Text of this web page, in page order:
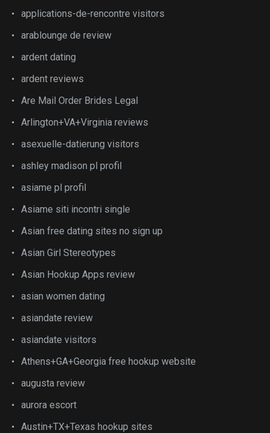
applications-de-rencontre visitors
arablounge de review
ardent dating
ardent reviews
Are Mail Order Brides Legal
Arlington+VA+Virginia reviews
asexuelle-datierung visitors
ashley madison pl profil
asiame pl profil
Asiame siti incontri single
Asian free dating sites no sign up
Asian Girl Stereotypes
Asian Hookup Apps review
asian women dating
asiandate review
asiandate visitors
Athens+GA+Georgia free hookup website
augusta review
aurora escort
Austin+TX+Texas hookup sites